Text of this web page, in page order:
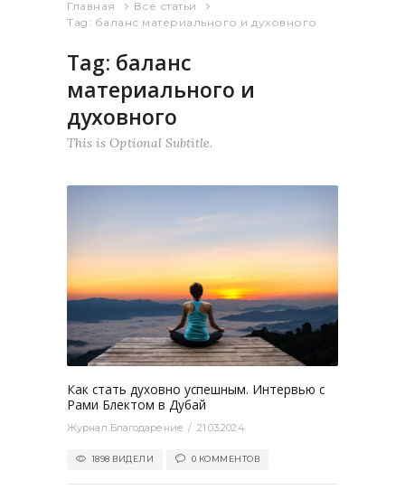
Главная
Все статьи
Tag: баланс материального и духовного
Tag: баланс
материального и
духовного
This is Optional Subtitle.
Как стать духовно успешным. Интервью с
Рами Блектом в Дубай
Журнал Благодарение 21.03.2024
1898 ВИДЕЛИ 0 КОММЕНТОВ